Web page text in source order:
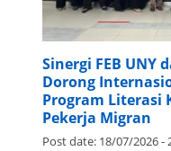
Sinergi FEB UNY
Dorong
Program Literasi
Pekerja Migran
Post date: 18/07/2026 -